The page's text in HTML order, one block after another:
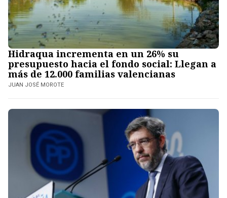
Hidraqua incrementa en un 26% su
presupuesto hacia el fondo social: Llegan a
más de 12.000 familias valencianas
JUAN JOSÉ MOROTE